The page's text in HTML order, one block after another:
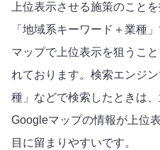
上位表示させる施策のこと
「地域系キーワード＋業種
マップで上位表示を狙うこ
れております。検索エンジ
種」などで検索したときは
Googleマップの情報が上位
目に留まりやすいです。